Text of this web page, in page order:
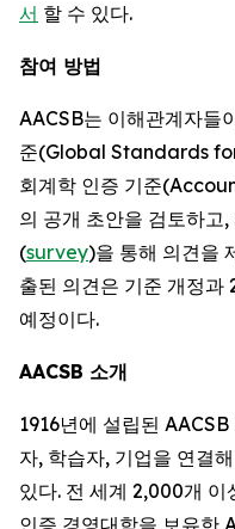
서 할 수 있다.
참여 방법
AACSB는 이해관계자들
준(Global Standards
회계학 인증 기준
의 공개 초안을 검토하고,
(survey)을 통해 의견을
출된 의견은 기준 개정과
예정이다.
AACSB 소개
1916년에 설립된
자, 학습자, 기업을 연결
있다. 전 세계 2,000개